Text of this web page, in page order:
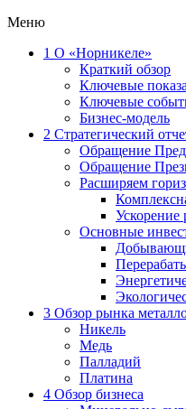
Меню
1 О «Норникеле»
Краткий обзор
Ключевые
Ключевые
Бизнес-модель
2 Стратегический
Обращение
Обращение
Расширяем
Ускорение
Основные
3 Обзор рынка
Никель
Медь
Палладий
Платина
4 Обзор бизнеса